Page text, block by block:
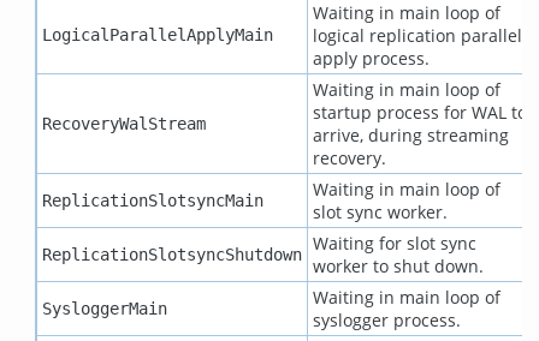
LogicalParallelApplyMain
Waiting in main loop of
logical replication parallel
apply process.
RecoveryWalStream
Waiting in main loop of
startup process for WAL to
arrive, during streaming
recovery.
ReplicationSlotsyncMain
Waiting in main loop of
slot sync worker.
ReplicationSlotsyncShutdown Waiting for slot sync
worker to shut down.
SysloggerMain
Waiting in main loop of
syslogger process.